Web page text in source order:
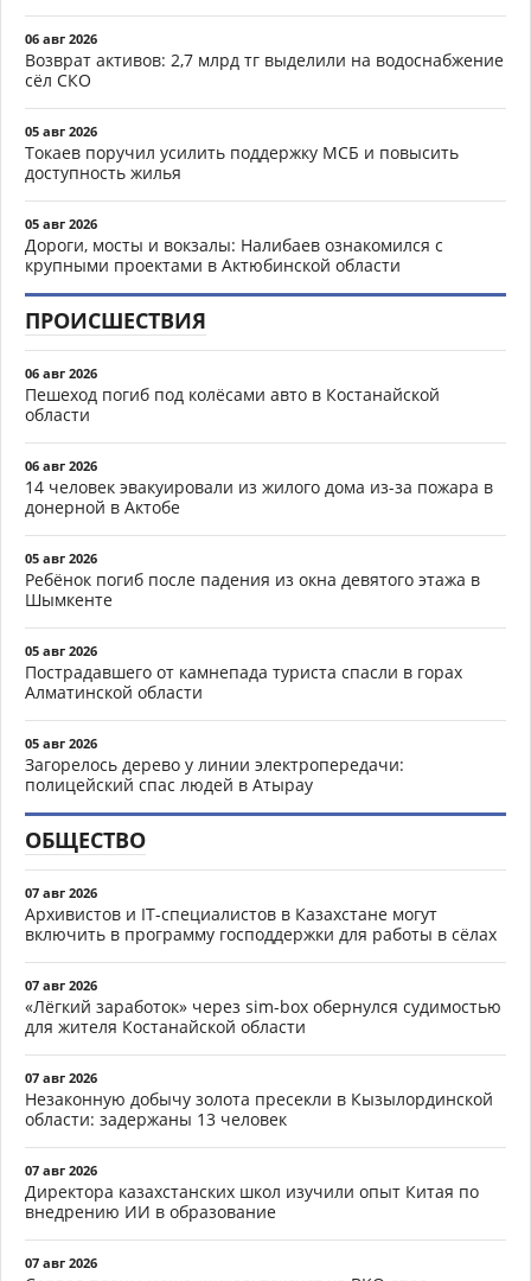
06 авг 2026
Возврат активов: 2,7 млрд тг выделили на водоснабжение
сёл СКО
05 авг 2026
Токаев поручил усилить поддержку МСБ и повысить
доступность жилья
05 авг 2026
Дороги, мосты и вокзалы: Налибаев ознакомился с
крупными проектами в Актюбинской области
ПРОИСШЕСТВИЯ
06 авг 2026
Пешеход погиб под колёсами авто в Костанайской
области
06 авг 2026
14 человек эвакуировали из жилого дома из-за пожара в
донерной в Актобе
05 авг 2026
Ребёнок погиб после падения из окна девятого этажа в
Шымкенте
05 авг 2026
Пострадавшего от камнепада туриста спасли в горах
Алматинской области
05 авг 2026
Загорелось дерево у линии электропередачи:
полицейский спас людей в Атырау
ОБЩЕСТВО
07 авг 2026
Архивистов и IT-специалистов в Казахстане могут
включить в программу господдержки для работы в сёлах
07 авг 2026
«Лёгкий заработок» через sim-box обернулся судимостью
для жителя Костанайской области
07 авг 2026
Незаконную добычу золота пресекли в Кызылординской
области: задержаны 13 человек
07 авг 2026
Директора казахстанских школ изучили опыт Китая по
внедрению ИИ в образование
07 авг 2026